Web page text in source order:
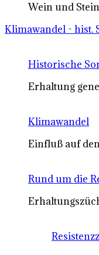
Wein und Stein
Klimawandel - hist.
Historische
Erhaltung
Klimawandel
Einfluß auf
Rund um die